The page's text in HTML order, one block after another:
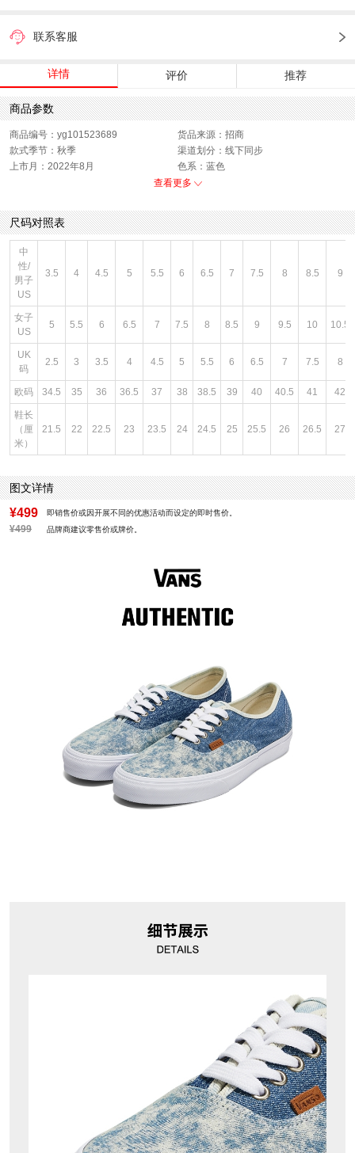
联系客服
详情 评价 推荐
商品参数
商品编号：yg101523689
货品来源：招商
款式季节：秋季
渠道划分：线下同步
上市月：2022年8月
色系：蓝色
闭合方式：系带
查看更多
尺码对照表
中
性/
男子
US
3.5 4 4.5 5 5.5 6 6.5 7 7.5 8 8.5 9
女子
US
5 5.5 6 6.5 7 7.5 8 8.5 9 9.5 10 10.5
UK
码
2.5 3 3.5 4 4.5 5 5.5 6 6.5 7 7.5 8
欧码 34.5 35 36 36.5 37 38 38.5 39 40 40.5 41 42
鞋长
（厘
米）
21.5 22 22.5 23 23.5 24 24.5 25 25.5 26 26.5 27
图文详情
¥499 即销售价或因开展不同的优惠活动而设定的即时售价。
¥499 品牌商建议零售价或牌价。